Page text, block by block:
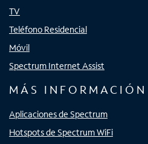
TV
Teléfono Residencial
Móvil
Spectrum Internet Assist
MÁS INFORMACIÓN
Aplicaciones de Spectrum
Hotspots de Spectrum WiFi